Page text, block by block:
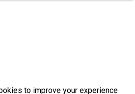
to improve your experience